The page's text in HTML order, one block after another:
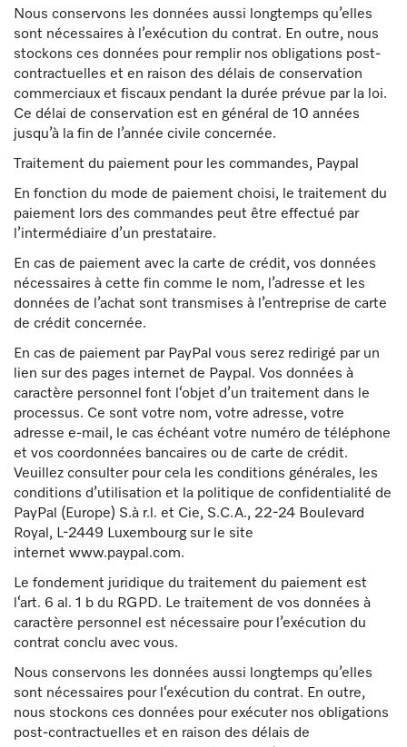
Nous conservons les données aussi longtemps qu’elles
sont nécessaires à l’exécution du contrat. En outre, nous
stockons ces données pour remplir nos obligations post-
contractuelles et en raison des délais de conservation
commerciaux et fiscaux pendant la durée prévue par la loi.
Ce délai de conservation est en général de 10 années
jusqu’à la fin de l’année civile concernée.
Traitement du paiement pour les commandes, Paypal
En fonction du mode de paiement choisi, le traitement du
paiement lors des commandes peut être effectué par
l’intermédiaire d’un prestataire.
En cas de paiement avec la carte de crédit, vos données
nécessaires à cette fin comme le nom, l’adresse et les
données de l’achat sont transmises à l’entreprise de carte
de crédit concernée.
En cas de paiement par PayPal vous serez redirigé par un
lien sur des pages internet de Paypal. Vos données à
caractère personnel font l‘objet d’un traitement dans le
processus. Ce sont votre nom, votre adresse, votre
adresse e-mail, le cas échéant votre numéro de téléphone
et vos coordonnées bancaires ou de carte de crédit.
Veuillez consulter pour cela les conditions générales, les
conditions d’utilisation et la politique de confidentialité de
PayPal (Europe) S.à r.l. et Cie, S.C.A., 22-24 Boulevard
Royal, L-2449 Luxembourg sur le site
internet www.paypal.com.
Le fondement juridique du traitement du paiement est
l‘art. 6 al. 1 b du RGPD. Le traitement de vos données à
caractère personnel est nécessaire pour l’exécution du
contrat conclu avec vous.
Nous conservons les données aussi longtemps qu’elles
sont nécessaires pour l‘exécution du contrat. En outre,
nous stockons ces données pour exécuter nos obligations
post-contractuelles et en raison des délais de